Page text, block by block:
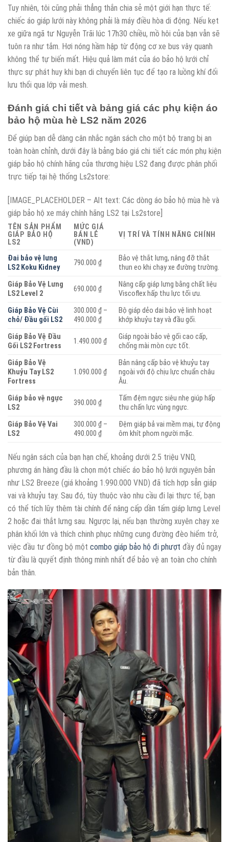
Tuy nhiên, tôi cũng phải thẳng thắn chia sẻ một giới hạn thực tế:
chiếc áo giáp lưới này không phải là máy điều hòa di động. Nếu kẹt
xe giữa ngã tư Nguyễn Trãi lúc 17h30 chiều, mồ hôi của bạn vẫn sẽ
tuôn ra như tắm. Hơi nóng hầm hập từ động cơ xe bus vây quanh
không thể tự biến mất. Hiệu quả làm mát của áo bảo hộ lưới chỉ
thực sự phát huy khi bạn di chuyển liên tục để tạo ra luồng khí đối
lưu thổi qua lớp vải mesh.
Đánh giá chi tiết và bảng giá các phụ kiện áo
bảo hộ mùa hè LS2 năm 2026
Để giúp bạn dễ dàng cân nhắc ngân sách cho một bộ trang bị an
toàn hoàn chỉnh, dưới đây là bảng báo giá chi tiết các món phụ kiện
giáp bảo hộ chính hãng của thương hiệu LS2 đang được phân phối
trực tiếp tại hệ thống Ls2store:
[IMAGE_PLACEHOLDER – Alt text: Các dòng áo bảo hộ mùa hè và
giáp bảo hộ xe máy chính hãng LS2 tại Ls2store]
TÊN SẢN PHẨM
GIÁP BẢO HỘ
LS2
MỨC GIÁ
BÁN LẺ
(VND)
VỊ TRÍ VÀ TÍNH NĂNG CHÍNH
Đai bảo vệ lưng
LS2 Koku Kidney
790.000 ₫
Bảo vệ thắt lưng, nâng đỡ thắt
thun eo khi chạy xe đường trường.
Giáp Bảo Vệ Lưng
LS2 Level 2
690.000 ₫
Nâng cấp giáp lưng bằng chất liệu
Viscoflex hấp thu lực tối ưu.
Giáp Bảo Vệ Cùi
chỏ/ Đầu gối LS2
300.000 ₫ –
490.000 ₫
Bộ giáp dẻo dai bảo vệ linh hoạt
khớp khuỷu tay và đầu gối.
Giáp Bảo Vệ Đầu
Gối LS2 Fortress
1.490.000 ₫
Giáp ngoài bảo vệ gối cao cấp,
chống mài mòn cực tốt.
Giáp Bảo Vệ
Khuỷu Tay LS2
Fortress
1.090.000 ₫
Bản nâng cấp bảo vệ khuỷu tay
ngoài với độ chịu lực chuẩn châu
Âu.
Giáp bảo vệ ngực
LS2
390.000 ₫
Tấm đệm ngực siêu nhẹ giúp hấp
thu chấn lực vùng ngực.
Giáp Bảo Vệ Vai
LS2
300.000 ₫ –
490.000 ₫
Đệm giáp bả vai mềm mại, tự động
ôm khít phom người mặc.
Nếu ngân sách của bạn hạn chế, khoảng dưới 2.5 triệu VND,
phương án hàng đầu là chọn một chiếc áo bảo hộ lưới nguyên bản
như LS2 Breeze (giá khoảng 1.990.000 VND) đã tích hợp sẵn giáp
vai và khuỷu tay. Sau đó, tùy thuộc vào nhu cầu đi lại thực tế, bạn
có thể tích lũy thêm tài chính để nâng cấp dần tấm giáp lưng Level
2 hoặc đai thắt lưng sau. Ngược lại, nếu bạn thường xuyên chạy xe
phân khối lớn và thích chinh phục những cung đường đèo hiểm trở,
việc đầu tư đồng bộ một combo giáp bảo hộ đi phượt đầy đủ ngay
từ đầu là quyết định thông minh nhất để bảo vệ an toàn cho chính
bản thân.